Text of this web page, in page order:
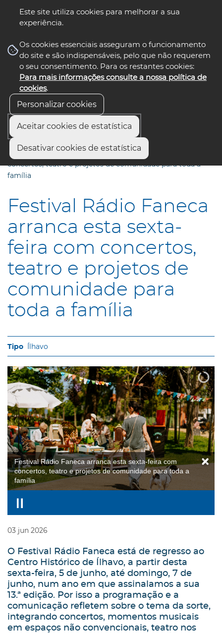
Este site utiliza cookies para melhorar a sua
experiência.
Os cookies essenciais asseguram o funcionamento
do site e são indispensáveis, pelo que não requerem
o seu consentimento. Para os restantes cookies:
Para mais informações consulte a nossa política de
cookies.
Personalizar cookies
Aceitar cookies de estatística
Desativar cookies de estatística
nos select language
Início
Festival Rádio Faneca arranca esta sexta-feira com
concertos, teatro e projetos de comunidade para toda a
família
Festival Rádio Faneca
arranca esta sexta-
feira com concertos,
teatro e projetos de
comunidade para
toda a família
Ílhavo
Festival Rádio Faneca arranca esta sexta-feira com
concertos, teatro e projetos de comunidade para toda a
família
03 jun 2026
O Festival Rádio Faneca está de regresso ao
Centro Histórico de Ílhavo, a partir desta
sexta-feira, 5 de junho, até domingo, 7 de
junho, num ano em que assinalamos a sua
13.ª edição. Por isso a programação e a
comunicação refletem sobre o tema da sorte,
integrando concertos, momentos musicais
em espaços não convencionais, teatro nos